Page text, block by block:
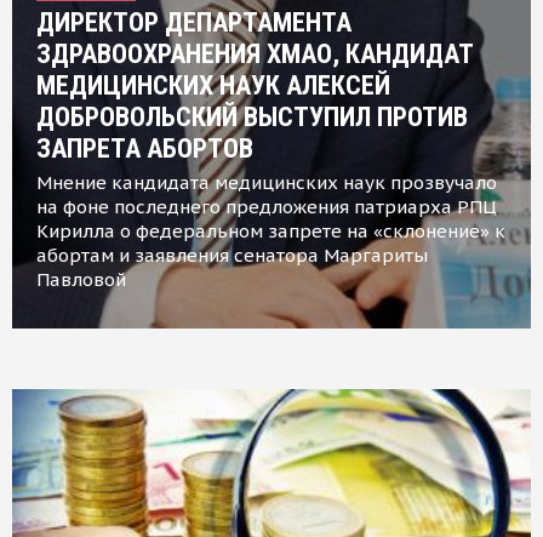
ДИРЕКТОР ДЕПАРТАМЕНТА
ЗДРАВООХРАНЕНИЯ ХМАО, КАНДИДАТ
МЕДИЦИНСКИХ НАУК АЛЕКСЕЙ
ДОБРОВОЛЬСКИЙ ВЫСТУПИЛ ПРОТИВ
ЗАПРЕТА АБОРТОВ
Мнение кандидата медицинских наук прозвучало
на фоне последнего предложения патриарха РПЦ
Кирилла о федеральном запрете на «склонение» к
абортам и заявления сенатора Маргариты
Павловой